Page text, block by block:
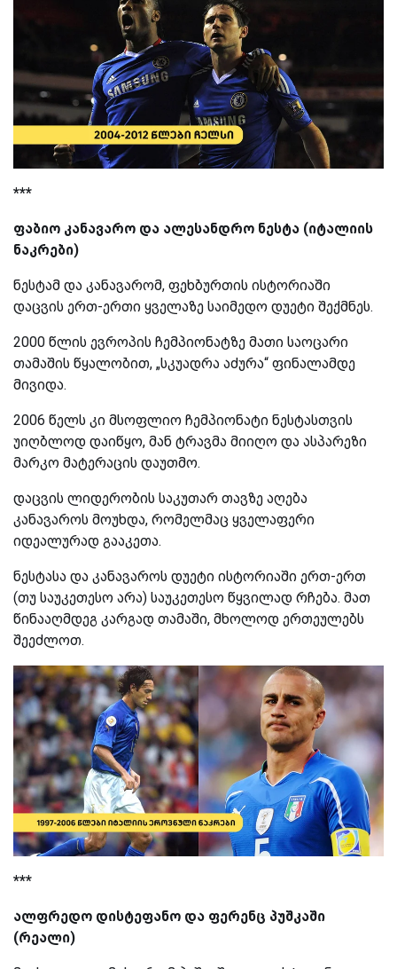
***
ფაბიო კანავარო და ალესანდრო ნესტა (იტალიის
ნაკრები)
ნესტამ და კანავარომ, ფეხბურთის ისტორიაში
დაცვის ერთ-ერთი ყველაზე საიმედო დუეტი შექმნეს.
2000 წლის ევროპის ჩემპიონატზე მათი საოცარი
თამაშის წყალობით, „სკუადრა აძურა“ ფინალამდე
მივიდა.
2006 წელს კი მსოფლიო ჩემპიონატი ნესტასთვის
უიღბლოდ დაიწყო, მან ტრავმა მიიღო და ასპარეზი
მარკო მატერაცის დაუთმო.
დაცვის ლიდერობის საკუთარ თავზე აღება
კანავაროს მოუხდა, რომელმაც ყველაფერი
იდეალურად გააკეთა.
ნესტასა და კანავაროს დუეტი ისტორიაში ერთ-ერთ
(თუ საუკეთესო არა) საუკეთესო წყვილად რჩება. მათ
წინააღმდეგ კარგად თამაში, მხოლოდ ერთეულებს
შეეძლოთ.
***
ალფრედო დისტეფანო და ფერენც პუშკაში
(რეალი)